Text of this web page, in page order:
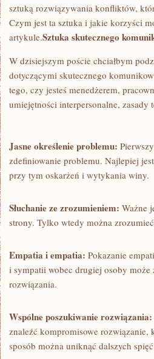
sztuką rozwiązywania ⁢konfliktów,
Czym jest ta ‍sztuka⁣ i jakie korzyści
artykule.Sztuka ‍skutecznego
W‌ dzisiejszym poście chciałbym
‍dotyczącymi skutecznego⁣
tego, czy jesteś menedżerem,
umiejętności interpersonalne,
Jasne określenie ⁣problemu:
zdefiniowanie ⁤problemu. Najlepiej
przy ⁣tym oskarżeń i ‍wytykania winy.
Słuchanie ze ⁢zrozumieniem: Ważne
strony. Tylko‍ wtedy ⁣można
Empatia i empatia: Pokazanie
i ​sympatii wobec drugiej osoby
rozwiązania.
Wspólne poszukiwanie rozwiązania:
znaleźć‍ kompromisowe
sposób można ‌uniknąć dalszych